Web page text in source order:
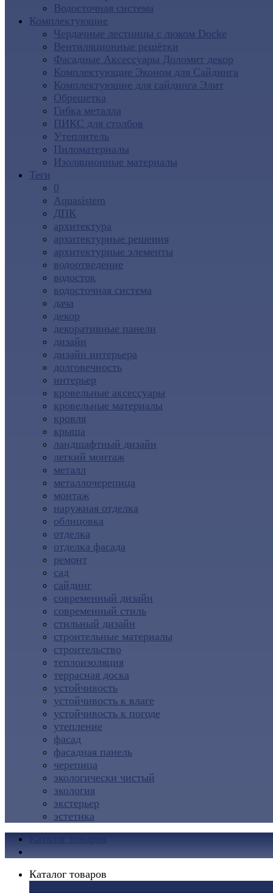
Водосточная система
Комплектующие
Чердачные лестницы с люком Docke
Вентиляционные решётки
Фасадные Аксессуары Доломит декор
Комплектующие Эконом для Сайдинга
Комплектующие для cайдинга Элит
Обрешетка
Гибка металла
ПИКС для столбов
Утеплитель
Пиломатериалы
Изоляционные материалы
Теги
0
Aquasistem
ДПК
архитектура
архитектурные решения
архитектурные элементы
водоотведение
водосток
водосточная система
дача
декор
декоративные панели
дизайн
дизайн интерьера
долговечность
интерьер
кровельные аксессуары
кровельные материалы
кровля
крыша
ландшафтный дизайн
легкий монтаж
металл
металлочерепица
монтаж
наружная отделка
облицовка
отделка
отделка фасада
ремонт
сад
сайдинг
современный дизайн
современный стиль
стильный дизайн
строительные материалы
строительство
теплоизоляция
террасная доска
устойчивость
устойчивость к влаге
устойчивость к погоде
утепление
фасад
фасадная панель
черепица
экологически чистый
экология
экстерьер
эстетика
Каталог товаров